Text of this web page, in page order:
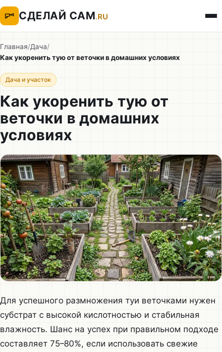
СДЕЛАЙ САМ.RU
Главная/Дача/
Как укоренить тую от веточки в домашних условиях
Дача и участок
Как укоренить тую от
веточки в домашних
условиях
Для успешного размножения туи веточками нужен
субстрат с высокой кислотностью и стабильная
влажность. Шанс на успех при правильном подходе
составляет 75–80%, если использовать свежие